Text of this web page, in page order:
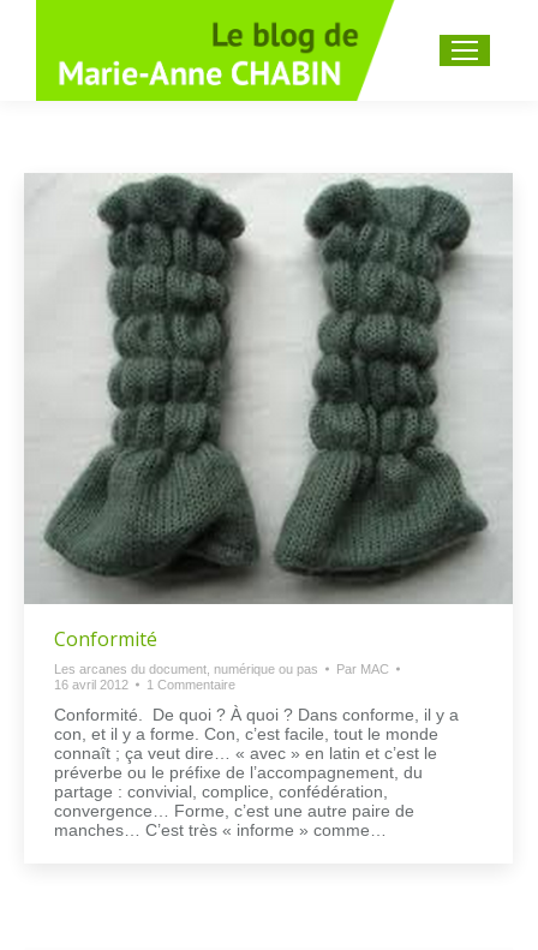
Recherche
Conformité
Les arcanes du document, numérique ou pas Par MAC
16 avril 2012
1 Commentaire
Conformité. De quoi ? À quoi ? Dans conforme, il y a
con, et il y a forme. Con, c’est facile, tout le monde
connaît ; ça veut dire… « avec » en latin et c’est le
préverbe ou le préfixe de l’accompagnement, du
partage : convivial, complice, confédération,
convergence… Forme, c’est une autre paire de
manches… C’est très « informe » comme…